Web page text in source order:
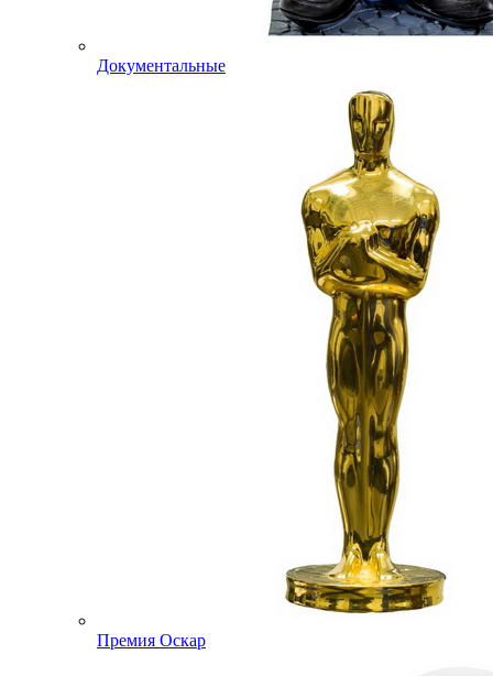
Документальные
Премия Оскар